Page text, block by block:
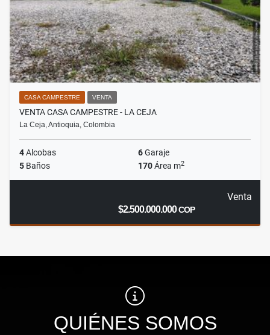
CASA CAMPESTRE VENTA
VENTA CASA CAMPESTRE - LA CEJA
La Ceja, Antioquia, Colombia
4Alcobas 6Garaje
5 Baños 170Área m2
Venta
$2.500.000.000COP
QUIÉNES SOMOS